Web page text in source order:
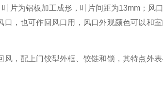
片为铝板加工成形，叶片间距为13mm；风
，也可作回风口用，风口外观颜色可以和
，配上门铰型外框、铰链和锁，其特点外